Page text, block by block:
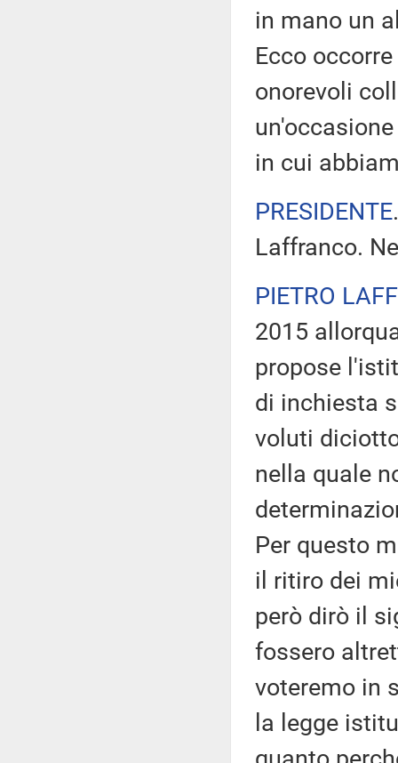
in mano un
Ecco
onorevoli
in cui
PRESIDENTE
Laffranco.
PIETRO
2015
propose
di inchiesta
voluti
nella quale
Per questo
il ritiro dei
però dirò il
fossero
voteremo in
la legge